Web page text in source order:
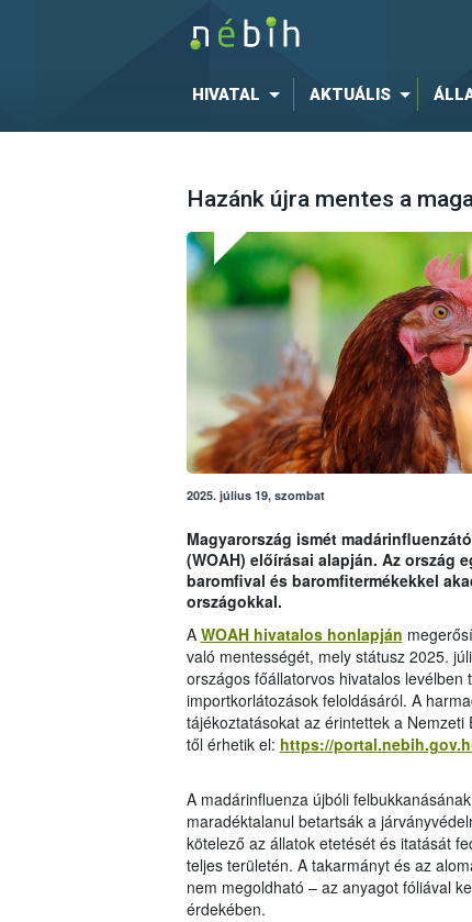
HIVATAL AKTUÁLIS
Hazánk újra mentes a
2025. július 19, szombat
Magyarország ismét
(WOAH) előírásai alapján. Az ország
baromfival és baromfitermékekkel
országokkal.
A WOAH hivatalos honlapján
való mentességét, mely státusz 2025.
országos főállatorvos hivatalos
importkorlátozások feloldásáról. A
tájékoztatásokat az érintettek a
től érhetik el: https://
A madárinfluenza újbóli
maradéktalanul betartsák a
kötelező az állatok etetését és itatását
teljes területén. A takarmányt és az
nem megoldható – az anyagot fóliával
érdekében.